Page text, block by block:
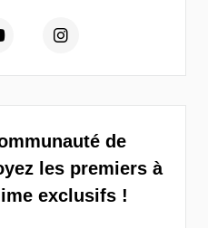
de
les premiers à
exclusifs !